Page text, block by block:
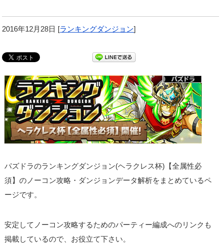
2016年12月28日 [ランキングダンジョン]
パズドラのランキングダンジョン(ヘラクレス杯)【全属性必
須】のノーコン攻略・ダンジョンデータ解析をまとめているペ
ージです。
安定してノーコン攻略するためのパーティー編成へのリンクも
掲載しているので、お役立て下さい。